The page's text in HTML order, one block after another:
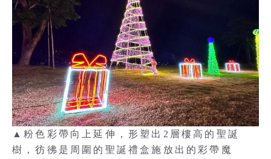
▲粉色彩帶向上延伸，形塑出2層樓高的聖誕
樹，彷彿是周圍的聖誕禮盒施放出的彩帶魔